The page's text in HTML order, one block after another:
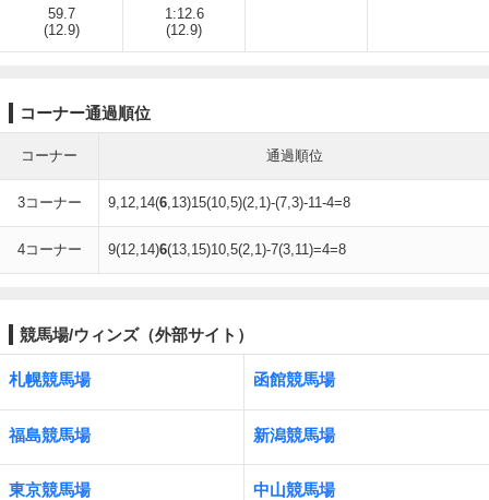
59.7
(12.9)
1:12.6
(12.9)
コーナー通過順位
コーナー 通過順位
3コーナー 9,12,14(6,13)15(10,5)(2,1)-(7,3)-11-4=8
4コーナー 9(12,14)6(13,15)10,5(2,1)-7(3,11)=4=8
競馬場/ウィンズ（外部サイト）
札幌競馬場 函館競馬場
福島競馬場 新潟競馬場
東京競馬場 中山競馬場